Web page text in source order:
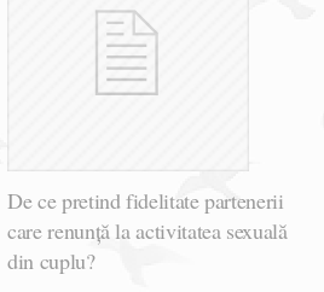
De ce pretind fidelitate partenerii
care renunță la activitatea sexuală
din cuplu?